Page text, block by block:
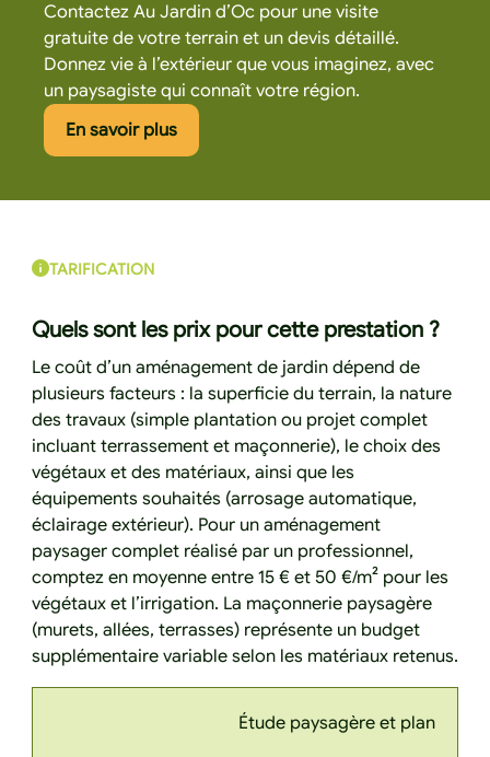
Contactez Au Jardin d’Oc pour une visite
gratuite de votre terrain et un devis détaillé.
Donnez vie à l’extérieur que vous imaginez, avec
un paysagiste qui connaît votre région.
En savoir plusCliquez ici pour en savoir plus
TARIFICATION
Quels sont les prix pour cette prestation ?
Le coût d’un aménagement de jardin dépend de
plusieurs facteurs : la superficie du terrain, la nature
des travaux (simple plantation ou projet complet
incluant terrassement et maçonnerie), le choix des
végétaux et des matériaux, ainsi que les
équipements souhaités (arrosage automatique,
éclairage extérieur). Pour un aménagement
paysager complet réalisé par un professionnel,
comptez en moyenne entre 15 € et 50 €/m² pour les
végétaux et l’irrigation. La maçonnerie paysagère
(murets, allées, terrasses) représente un budget
supplémentaire variable selon les matériaux retenus.
Étude paysagère et plan